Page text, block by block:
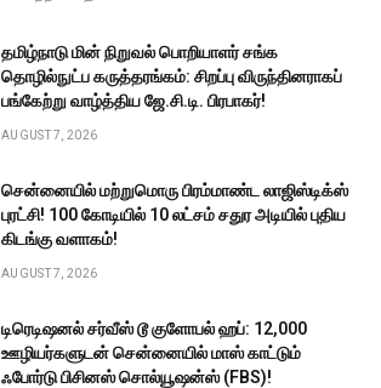
தமிழ்நாடு மின் நிறுவல் பொறியாளர் சங்க
தொழில்நுட்ப கருத்தரங்கம்: சிறப்பு விருந்தினராகப்
பங்கேற்று வாழ்த்திய ஜே.சி.டி. பிரபாகர்!
AUGUST 7, 2026
சென்னையில் மற்றுமொரு பிரம்மாண்ட லாஜிஸ்டிக்ஸ்
புரட்சி! ₹100 கோடியில் 10 லட்சம் சதுர அடியில் புதிய
கிடங்கு வளாகம்!
AUGUST 7, 2026
டிரெடிஷனல் சர்வீஸ் டூ குளோபல் ஹப்: 12,000
ஊழியர்களுடன் சென்னையில் மாஸ் காட்டும்
ஃபோர்டு பிசினஸ் சொல்யூஷன்ஸ் (FBS)!